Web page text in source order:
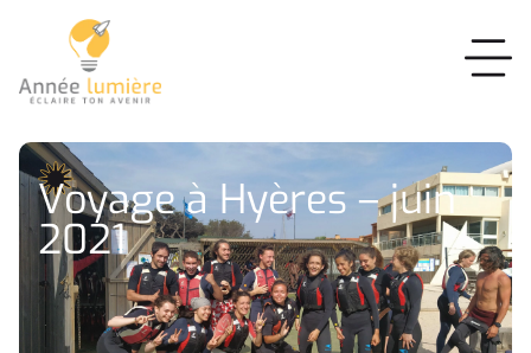
Voyage à Hyères – juin
2021